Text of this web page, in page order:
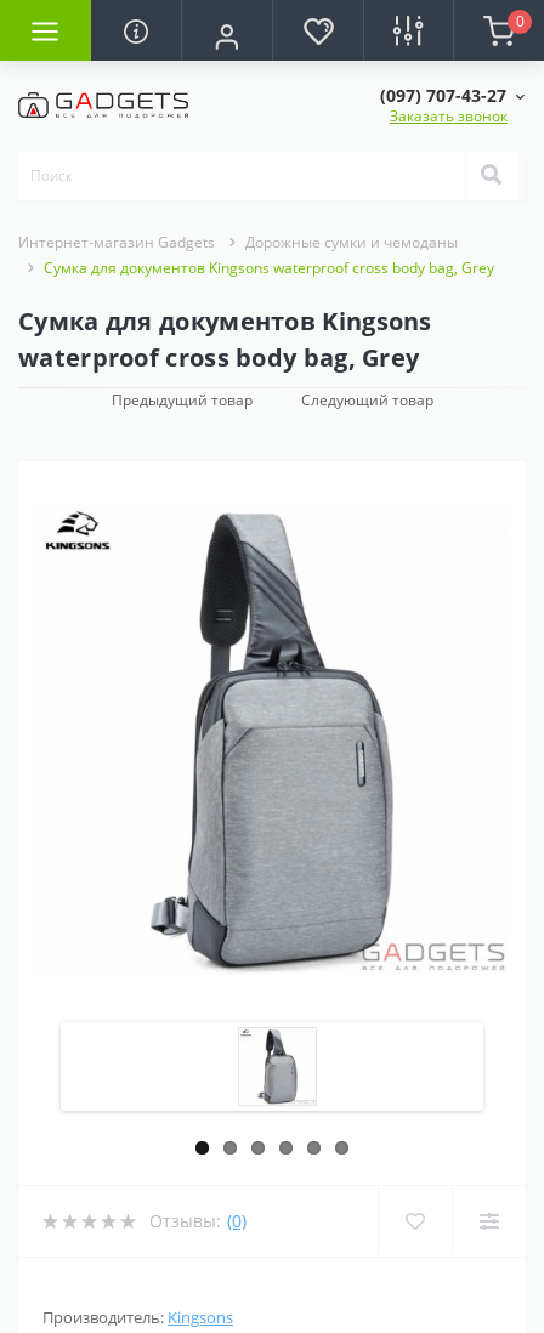
0
(097) 707-43-27
Заказать звонок
Интернет-магазин Gadgets
Дорожные сумки и чемоданы
Сумка для документов Kingsons waterproof cross body bag, Grey
Сумка для документов Kingsons
waterproof cross body bag, Grey
Предыдущий товар Следующий товар
Отзывы: (0)
Производитель: Kingsons